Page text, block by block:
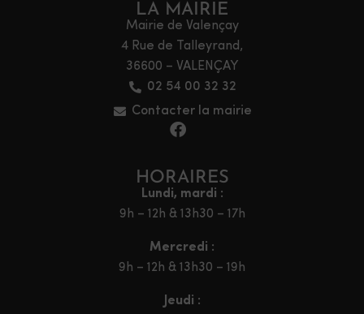
LA MAIRIE
Mairie de Valençay
4 Rue de Talleyrand,
36600 – VALENÇAY
02 54 00 32 32
Contacter la mairie
HORAIRES
Lundi, mardi :
9h – 12h & 13h30 – 17h
Mercredi :
9h – 12h & 13h30 – 19h
Jeudi :